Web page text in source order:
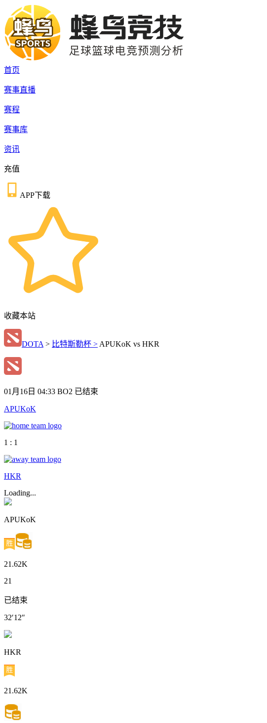
首页
赛事直播
赛程
赛事库
资讯
充值
APP下载
收藏本站
DOTA > 比特斯勒杯 > APUKoK vs HKR
01月16日 04:33 BO2 已结束
APUKoK
1 : 1
HKR
Loading...
APUKoK
21.62K
21
已结束
32′12″
HKR
21.62K